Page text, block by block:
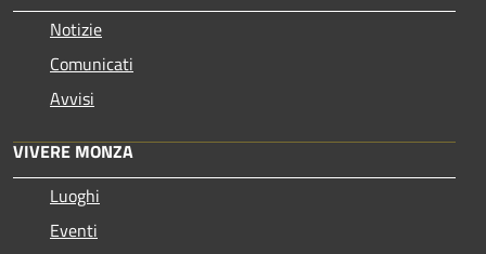
Notizie
Comunicati
Avvisi
VIVERE MONZA
Luoghi
Eventi